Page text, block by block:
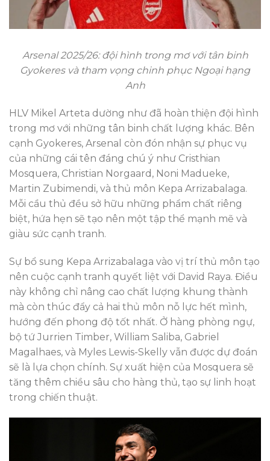
Arsenal 2025/26: đội hình trong mơ với tân binh
Gyokeres và tham vọng chinh phục Ngoại hạng
Anh
HLV Mikel Arteta dường như đã hoàn thiện đội hình
trong mơ với những tân binh chất lượng khác. Bên
cạnh Gyokeres, Arsenal còn đón nhận sự phục vụ
của những cái tên đáng chú ý như Cristhian
Mosquera, Christian Norgaard, Noni Madueke,
Martin Zubimendi, và thủ môn Kepa Arrizabalaga.
Mỗi cầu thủ đều sở hữu những phẩm chất riêng
biệt, hứa hẹn sẽ tạo nên một tập thể mạnh mẽ và
giàu sức cạnh tranh.
Sự bổ sung Kepa Arrizabalaga vào vị trí thủ môn tạo
nên cuộc cạnh tranh quyết liệt với David Raya. Điều
này không chỉ nâng cao chất lượng khung thành
mà còn thúc đẩy cả hai thủ môn nỗ lực hết mình,
hướng đến phong độ tốt nhất. Ở hàng phòng ngự,
bộ tứ Jurrien Timber, William Saliba, Gabriel
Magalhaes, và Myles Lewis-Skelly vẫn được dự đoán
sẽ là lựa chọn chính. Sự xuất hiện của Mosquera sẽ
tăng thêm chiều sâu cho hàng thủ, tạo sự linh hoạt
trong chiến thuật.